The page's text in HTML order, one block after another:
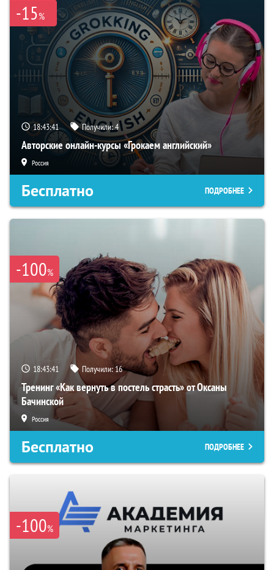
-15%
18:43:40 Получили:4
Авторские онлайн-курсы «Грокаем английский»
Россия
Бесплатно ПОДРОБНЕЕ
-100%
18:43:40 Получили:16
Тренинг «Как вернуть в постель страсть» от Оксаны
Бачинской
Россия
Бесплатно ПОДРОБНЕЕ
-100%